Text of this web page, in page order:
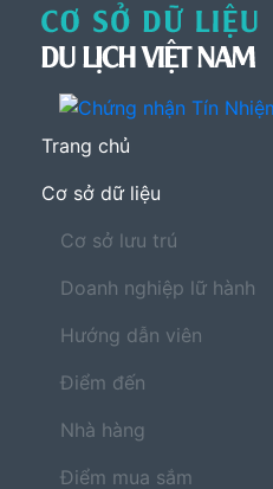
Trang chủ
Cơ sở dữ liệu
Cơ sở lưu trú
Doanh nghiệp lữ hành
Hướng dẫn viên
Điểm đến
Nhà hàng
Điểm mua sắm